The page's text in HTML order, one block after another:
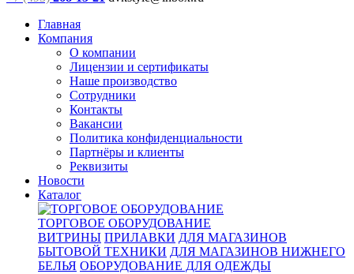
Главная
Компания
О компании
Лицензии и сертификаты
Наше производство
Сотрудники
Контакты
Вакансии
Политика конфиденциальности
Партнёры и клиенты
Реквизиты
Новости
Каталог
ТОРГОВОЕ ОБОРУДОВАНИЕ
ВИТРИНЫ ПРИЛАВКИ ДЛЯ МАГАЗИНОВ
БЫТОВОЙ ТЕХНИКИ ДЛЯ МАГАЗИНОВ НИЖНЕГО
БЕЛЬЯ ОБОРУДОВАНИЕ ДЛЯ ОДЕЖДЫ